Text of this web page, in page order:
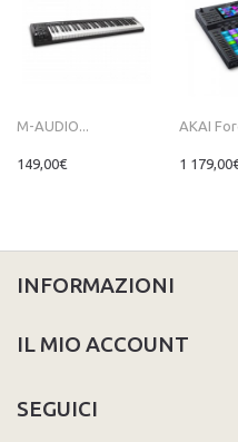
M-AUDIO...
149,00€
AKAI
1
INFORMAZIONI
IL MIO ACCOUNT
SEGUICI